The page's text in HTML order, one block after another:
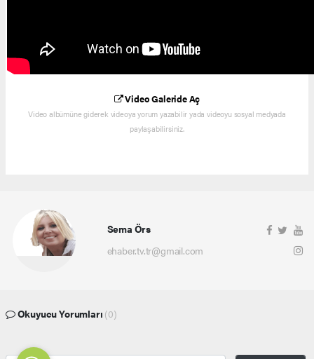
Video Galeride Aç
Video albümüne giderek videoya yorum yazabilir yada videoyu sosyal medyada
paylaşabilirsiniz.
Sema Örs
ehaber.tv.tr@gmail.com
Okuyucu Yorumları (0)